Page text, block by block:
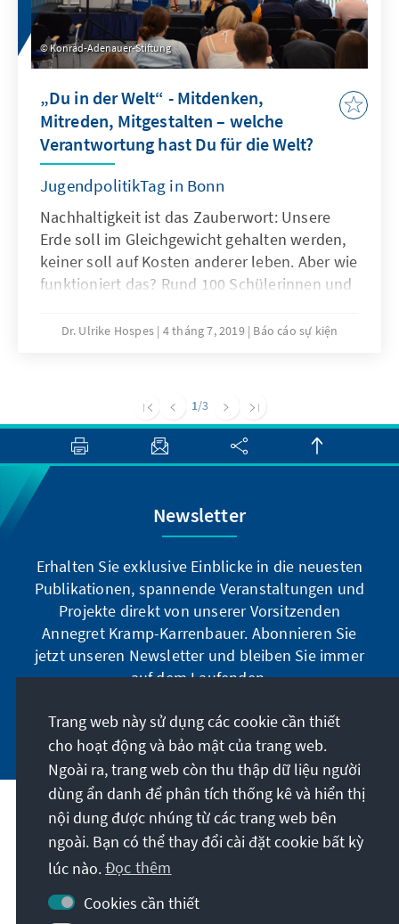
Konrad-Adenauer-Stiftung
„Du in der Welt“ - Mitdenken,
Mitreden, Mitgestalten – welche
Verantwortung hast Du für die Welt?
JugendpolitikTag in Bonn
Nachhaltigkeit ist das Zauberwort: Unsere
Erde soll im Gleichgewicht gehalten werden,
keiner soll auf Kosten anderer leben. Aber wie
funktioniert das? Rund 100 Schülerinnen und
Agenda 2030 und die 17 Sustainable
Dr. Ulrike Hospes 4 tháng 7, 2019 Báo cáo sự kiện
1/3
Newsletter
Erhalten Sie exklusive Einblicke in die neuesten
Publikationen, spannende Veranstaltungen und
Projekte direkt von unserer Vorsitzenden
Annegret Kramp-Karrenbauer. Abonnieren Sie
jetzt unseren Newsletter und bleiben Sie immer
auf dem Laufenden.
Jetzt abonnieren
Sứ mệnh của chúng tôi
Liên hệ
Các chương trình khác của Quỹ
Trang web này sử dụng các cookie cần thiết
cho hoạt động và bảo mật của trang web.
Ngoài ra, trang web còn thu thập dữ liệu người
dùng ẩn danh để phân tích thống kê và hiển thị
nội dung được nhúng từ các trang web bên
ngoài. Bạn có thể thay đổi cài đặt cookie bất kỳ
lúc nào.Đọc thêm
Cookies cần thiết